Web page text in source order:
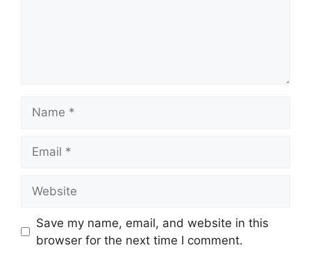
Save my name, email, and website in this
browser for the next time I comment.